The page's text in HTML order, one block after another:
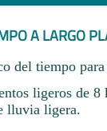
A LARGO
del tiempo
ligeros de
lluvia ligera.